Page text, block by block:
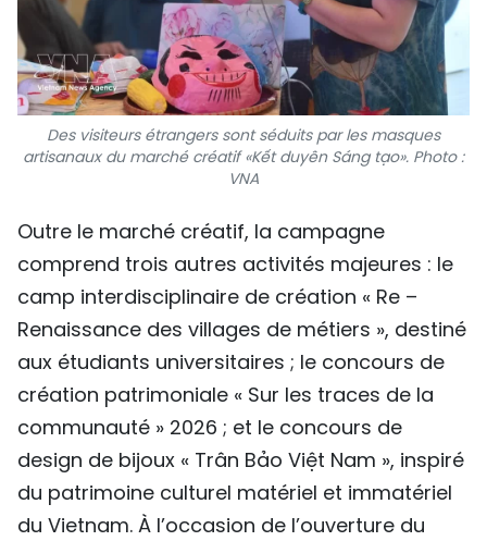
Des visiteurs étrangers sont séduits par les masques
artisanaux du marché créatif «Kết duyên Sáng tạo». Photo :
VNA
Outre le marché créatif, la campagne
comprend trois autres activités majeures : le
camp interdisciplinaire de création « Re –
Renaissance des villages de métiers », destiné
aux étudiants universitaires ; le concours de
création patrimoniale « Sur les traces de la
communauté » 2026 ; et le concours de
design de bijoux « Trân Bảo Việt Nam », inspiré
du patrimoine culturel matériel et immatériel
du Vietnam. À l’occasion de l’ouverture du